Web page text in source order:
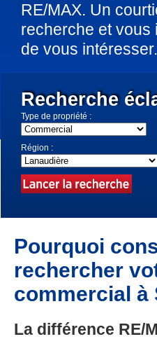
RE/MAX. Un
recherche et vous
de vous intéresser.
Recherche
Type de propriété :
Région :
Pourquoi
rechercher
commercial à
La différence RE/